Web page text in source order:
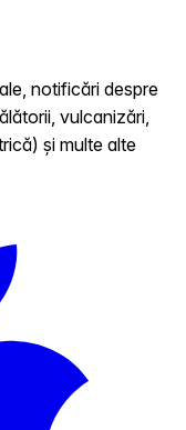
notificări despre
vulcanizări,
și multe alte